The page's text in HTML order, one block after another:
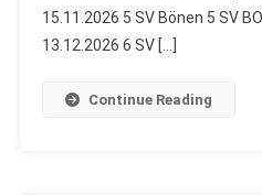
15.11.2026 5 SV Bönen 5 SV
13.12.2026 6 SV […]
Continue Reading